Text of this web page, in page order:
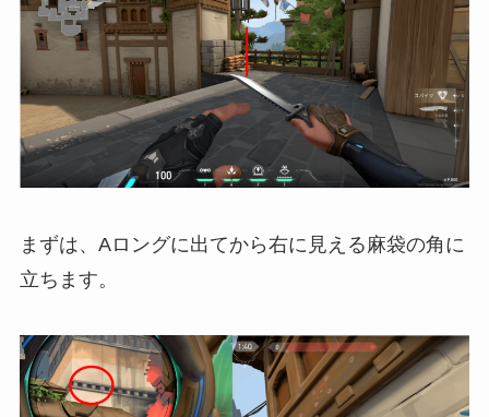
まずは、Aロングに出てから右に見える麻袋の角に
立ちます。